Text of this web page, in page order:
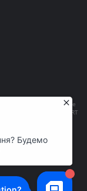
передрук чи будь-яке
на ECOEXPERT
в блоці «Новини
за їхній зміст несе